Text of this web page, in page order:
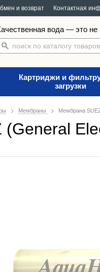
и возврат Контактная
вода — это не
Картриджи и
загрузки
Мембраны Мембрана